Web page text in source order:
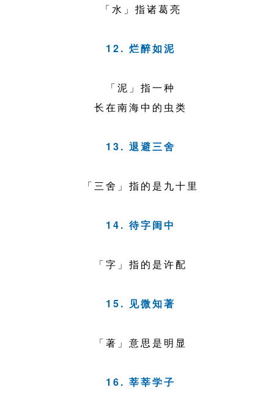
「水」指诸葛亮
12. 烂醉如泥
「泥」指一种
长在南海中的虫类
13. 退避三舍
「三舍」指的是九十里
14. 待字闺中
「字」指的是许配
15. 见微知著
「著」意思是明显
16. 莘莘学子